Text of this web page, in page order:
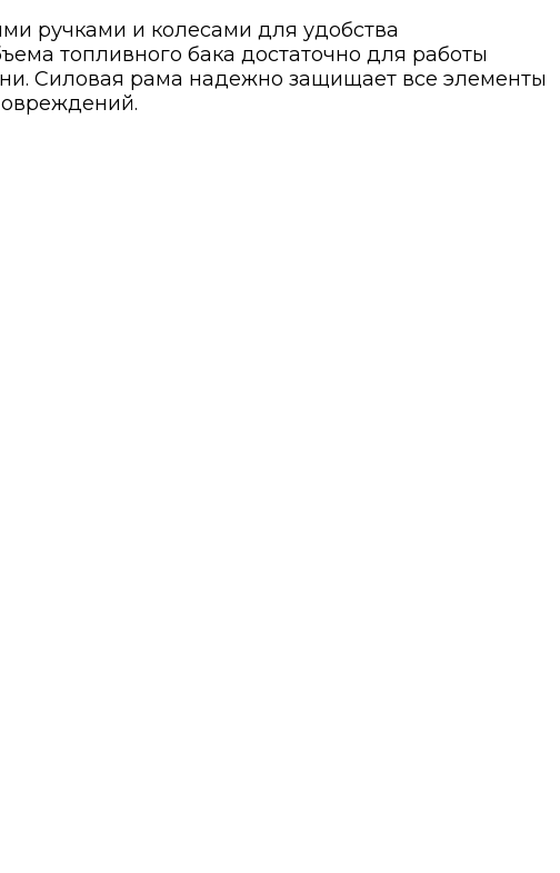
ручками и колесами для удобства
топливного бака достаточно для работы
Силовая рама надежно защищает все элементы